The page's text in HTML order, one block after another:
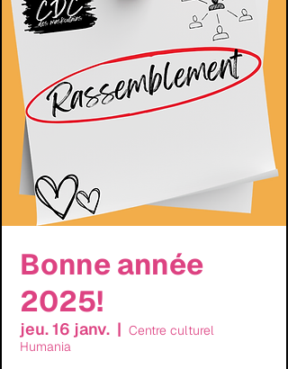
Bonne année
2025!
jeu. 16 janv.
  |
Centre culturel
Humania